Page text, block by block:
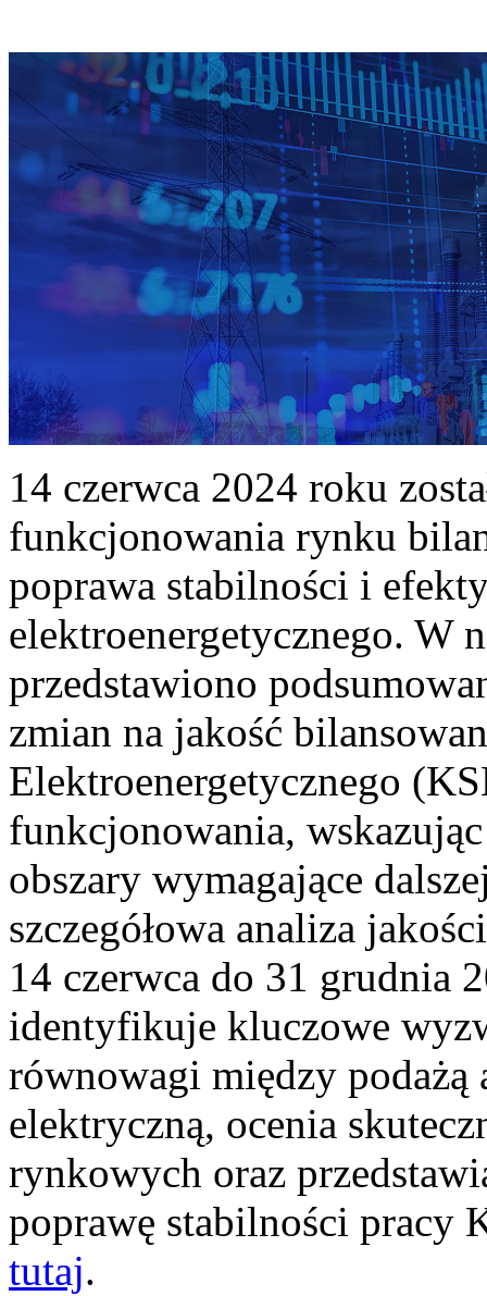
14 czerwca 2024 roku
funkcjonowania rynku
poprawa stabilności i
elektroenergetycznego. W
przedstawiono
zmian na jakość
Elektroenergetycznego
funkcjonowania,
obszary wymagające
szczegółowa analiza
14 czerwca do 31 grudnia
identyfikuje kluczowe
równowagi między podażą
elektryczną, ocenia
rynkowych oraz
poprawę stabilności pracy
tutaj.